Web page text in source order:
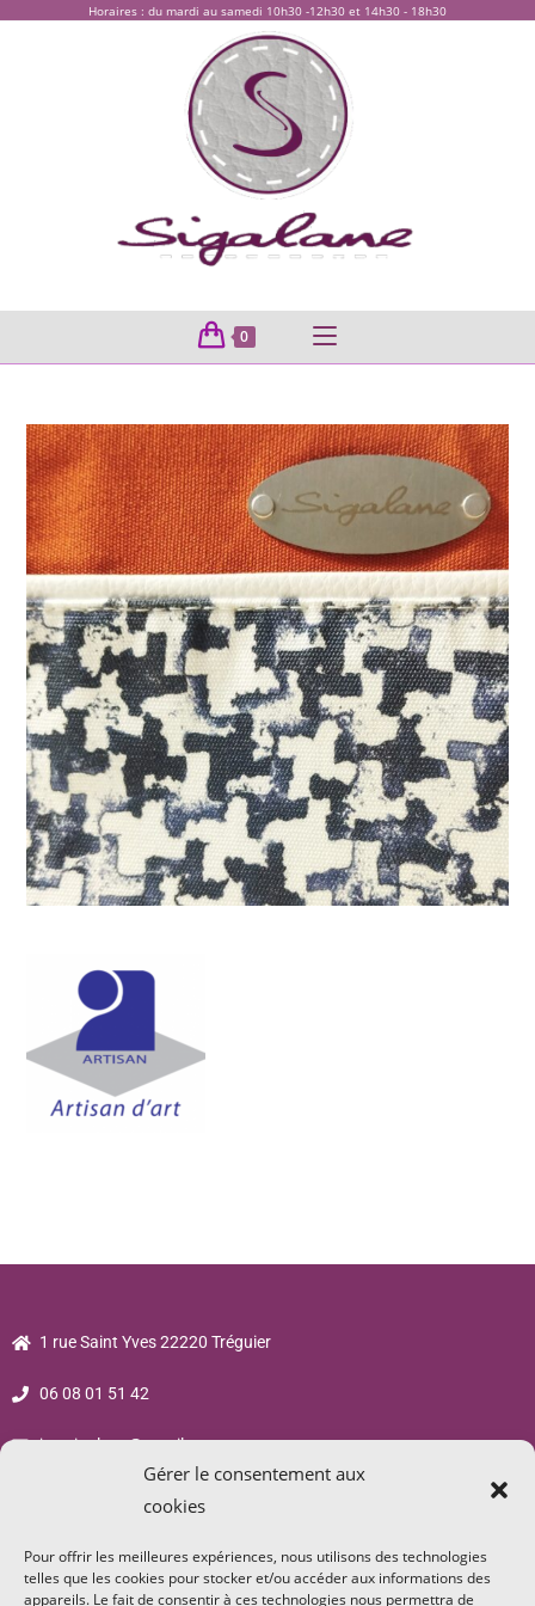
Gérer le consentement aux
cookies
Pour offrir les meilleures expériences, nous utilisons des technologies
telles que les cookies pour stocker et/ou accéder aux informations des
appareils. Le fait de consentir à ces technologies nous permettra de
Horaires : du mardi au samedi 10h30 -12h30 et 14h30 - 18h30
0
1 rue Saint Yves 22220 Tréguier
06 08 01 51 42
jsp.sigalane@gmail.com